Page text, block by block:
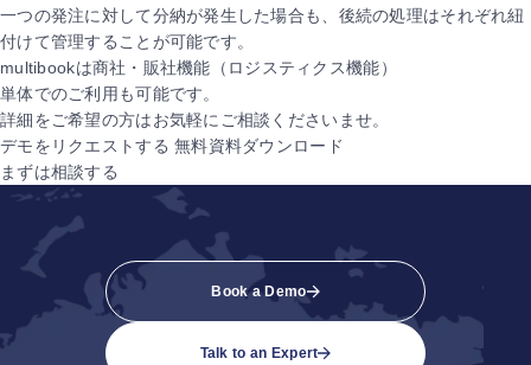
一つの発注に対して分納が発生した場合も、後続の処理はそれぞれ紐
付けて管理することが可能です。
multibookは商社・販社機能 （ロジスティクス機能）
単体でのご利用も可能です。
詳細をご希望の方はお気軽に ご相談くださいませ。
デモをリクエストする 無料資料ダウンロード
まずは相談する
Book a Demo
Talk to an Expert